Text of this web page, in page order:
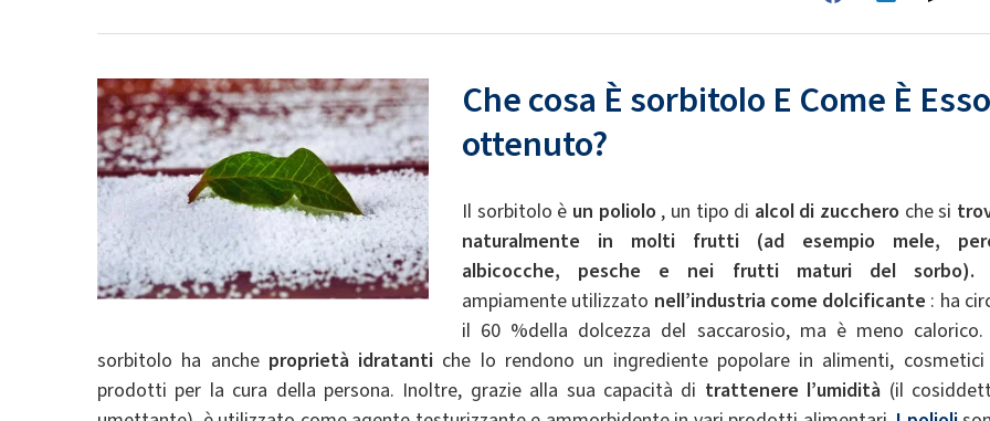
Che cosa È sorbitolo E Come È Esso
ottenuto?
Il sorbitolo è un poliolo , un tipo di alcol di zucchero che si
naturalmente in molti frutti (ad esempio mele,
albicocche, pesche e nei frutti maturi del sorbo).
ampiamente utilizzato nell’industria come dolcificante : ha
il 60 %della dolcezza del saccarosio, ma è meno
sorbitolo ha anche proprietà idratanti che lo rendono un ingrediente popolare in alimenti,
prodotti per la cura della persona. Inoltre, grazie alla sua capacità di trattenere l’umidità (il